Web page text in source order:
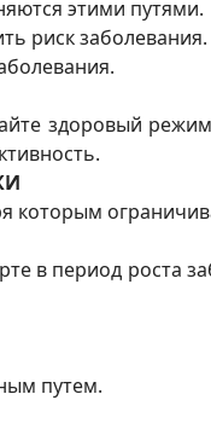
этими путями.
риск заболевания.
здоровый
в период роста
путем.